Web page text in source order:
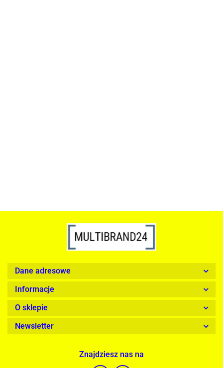
Dane adresowe
Informacje
O sklepie
Newsletter
Znajdziesz nas na